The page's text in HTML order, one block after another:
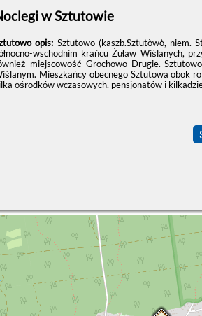
w Sztutowie
opis: Sztutowo (kaszb.Sztutòwò, niem.
wschodnim krańcu Żuław Wiślanych,
miejscowość Grochowo Drugie.
Mieszkańcy obecnego Sztutowa obok
ośrodków wczasowych, pensjonatów i